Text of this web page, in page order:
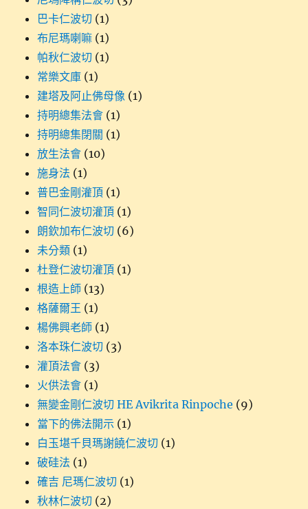
巴卡仁波切 (1)
布尼瑪喇嘛 (1)
帕秋仁波切 (1)
常樂文庫 (1)
建塔及阿止佛母像 (1)
持明總集法會 (1)
持明總集閉關 (1)
放生法會 (10)
施身法 (1)
普巴金剛灌頂 (1)
智同仁波切灌頂 (1)
朗欽加布仁波切 (6)
未分類 (1)
杜登仁波切灌頂 (1)
根造上師 (13)
格薩爾王 (1)
楊佛興老師 (1)
洛本珠仁波切 (3)
灌頂法會 (3)
火供法會 (1)
無變金剛仁波切 HE Avikrita Rinpoche (9)
當下的佛法開示 (1)
白玉堪千貝瑪謝饒仁波切 (1)
破硅法 (1)
確吉 尼瑪仁波切 (1)
秋林仁波切 (2)